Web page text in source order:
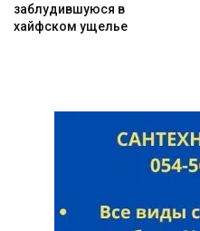
заблудившуюся в
хайфском ущелье